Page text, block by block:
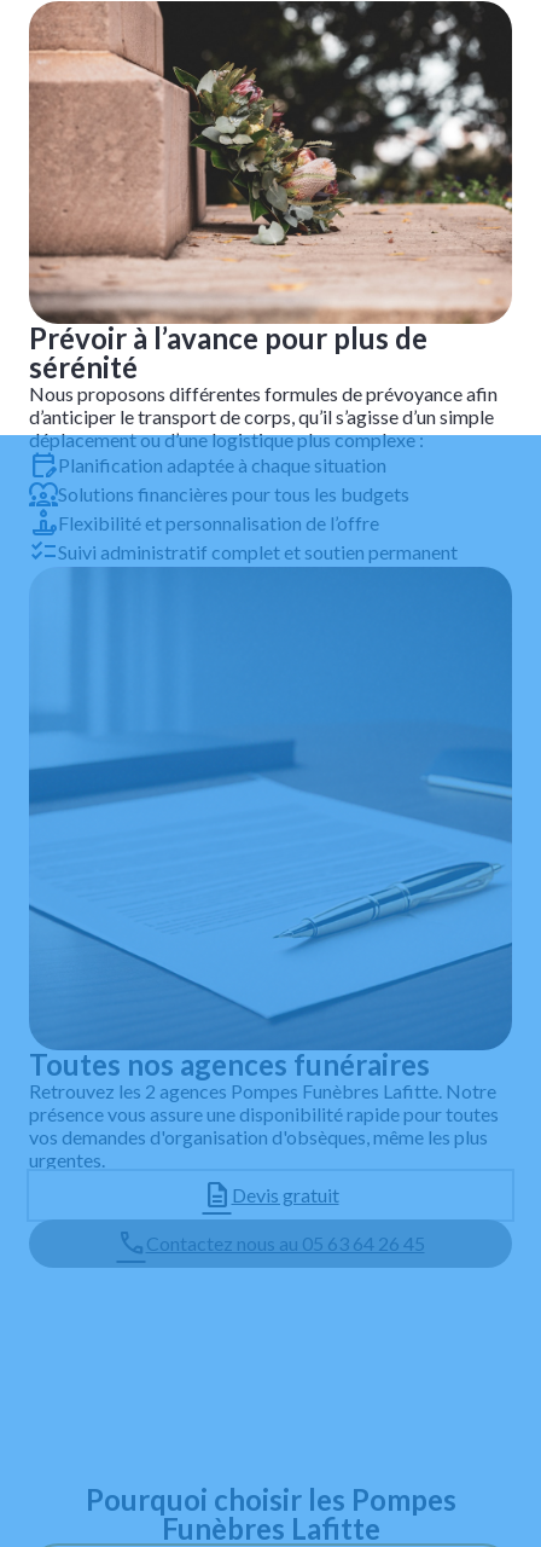
Prévoir à l’avance pour plus de
sérénité
Nous proposons différentes formules de prévoyance afin
d’anticiper le transport de corps, qu’il s’agisse d’un simple
déplacement ou d’une logistique plus complexe :
Planification adaptée à chaque situation
Solutions financières pour tous les budgets
Flexibilité et personnalisation de l’offre
Suivi administratif complet et soutien permanent
Toutes nos agences funéraires
Retrouvez les 2 agences Pompes Funèbres Lafitte. Notre
présence vous assure une disponibilité rapide pour toutes
vos demandes d'organisation d'obsèques, même les plus
urgentes.
Devis gratuit
Contactez nous au 05 63 64 26 45
Leaflet
Pourquoi choisir les Pompes
Funèbres Lafitte